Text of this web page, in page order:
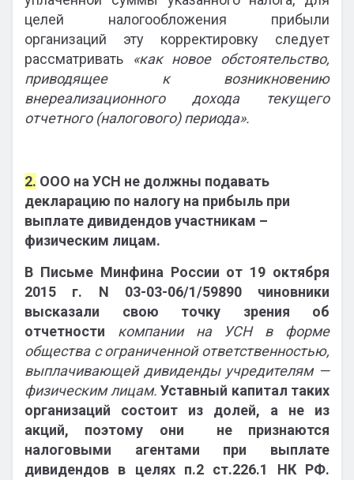
целей налогообложения прибыли
организаций эту корректировку следует
рассматривать
«как новое обстоятельство,
приводящее к возникновению
внереализационного дохода текущего
отчетного (налогового) периода».
2. ООО на УСН не должны подавать
декларацию по налогу на прибыль при
выплате дивидендов участникам –
физическим лицам.
В Письме Минфина России от 19 октября
2015 г. N 03-03-06/1/59890 чиновники
высказали свою точку зрения об
отчетности компании на УСН в форме
общества с ограниченной ответственностью,
выплачивающей дивиденды учредителям —
физическим лицам. Уставный капитал таких
организаций состоит из долей, а не из
акций, поэтому они не признаются
налоговыми агентами при выплате
дивидендов в целях п.2 ст.226.1 НК РФ.